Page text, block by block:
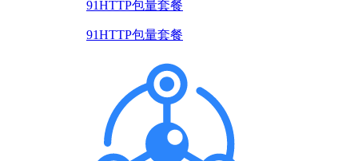
91HTTP包量套餐
91HTTP包量套餐